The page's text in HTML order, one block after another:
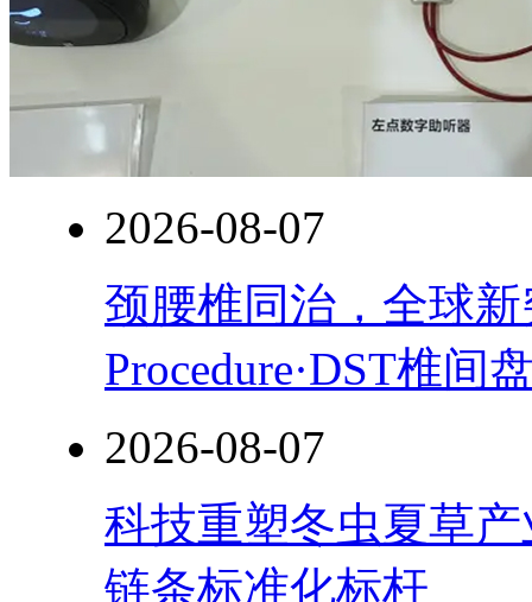
2026-08-07
颈腰椎同治，全球
Procedure·DST椎间
2026-08-07
科技重塑冬虫夏草
链条标准化标杆